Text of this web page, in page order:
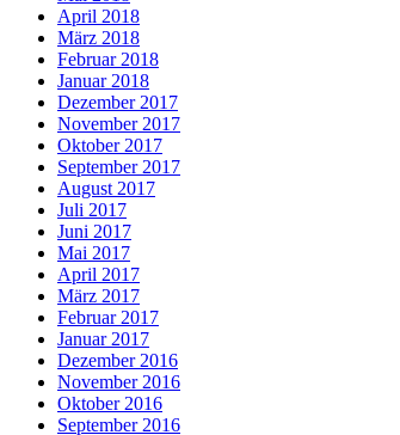
April 2018
März 2018
Februar 2018
Januar 2018
Dezember 2017
November 2017
Oktober 2017
September 2017
August 2017
Juli 2017
Juni 2017
Mai 2017
April 2017
März 2017
Februar 2017
Januar 2017
Dezember 2016
November 2016
Oktober 2016
September 2016